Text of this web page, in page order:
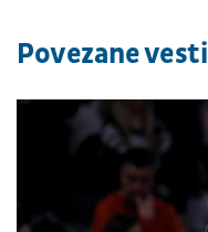
Povezane vesti